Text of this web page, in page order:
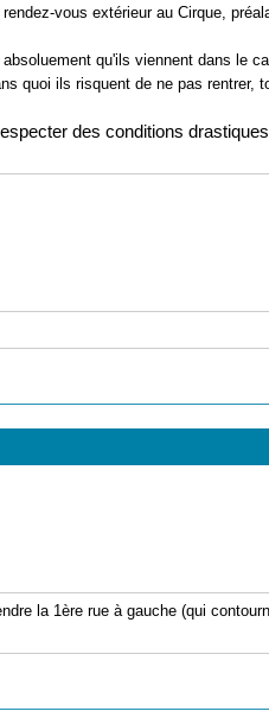
vous extérieur au Cirque,
qu'ils viennent dans le
quoi ils risquent de ne pas rentrer,
des conditions
la 1ère rue à gauche (qui